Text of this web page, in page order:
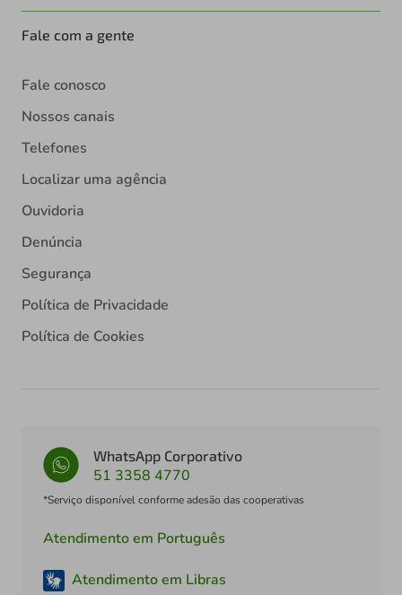
Fale com a gente
Fale conosco
Nossos canais
Telefones
Localizar uma agência
Ouvidoria
Denúncia
Segurança
Política de Privacidade
Política de Cookies
WhatsApp Corporativo
51 3358 4770
*Serviço disponível conforme adesão das cooperativas
Atendimento em Português
Atendimento em Libras